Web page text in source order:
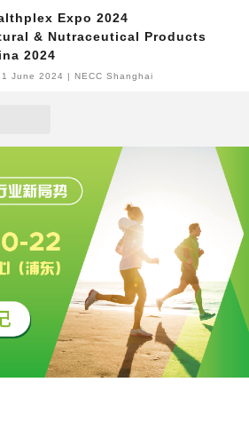
Expo 2024
& Nutraceutical Products
2024
June 2024 | NECC Shanghai